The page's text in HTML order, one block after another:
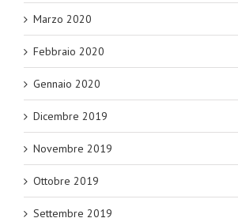
Marzo 2020
Febbraio 2020
Gennaio 2020
Dicembre 2019
Novembre 2019
Ottobre 2019
Settembre 2019